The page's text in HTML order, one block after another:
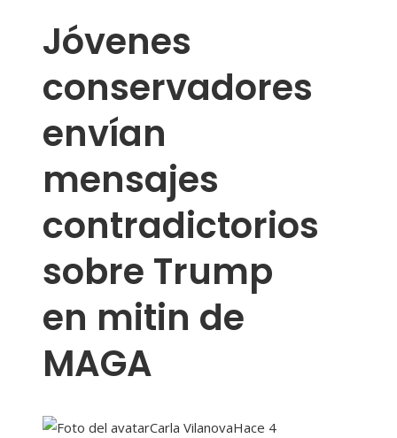
Jóvenes
conservadores
envían
mensajes
contradictorios
sobre Trump
en mitin de
MAGA
Carla VilanovaHace 4